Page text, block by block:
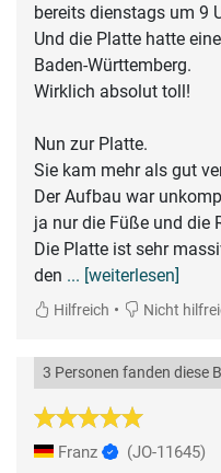
bereits dienstags um 9
Und die Platte hatte
Baden-Württemberg.
Wirklich absolut toll!
Nun zur Platte.
Sie kam mehr als gut
Der Aufbau war
ja nur die Füße und die
Die Platte ist sehr
den ... [weiterlesen]
Hilfreich • Nicht
3 Personen fanden diese
Franz (JO-11645)